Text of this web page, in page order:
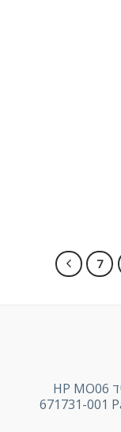
7
סוללה מקורית 6 תאים למחשב נייד HP MO06
671731-001